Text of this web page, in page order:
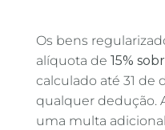
Os bens
alíquota de 15%
calculado até 31 de
qualquer dedução.
uma multa